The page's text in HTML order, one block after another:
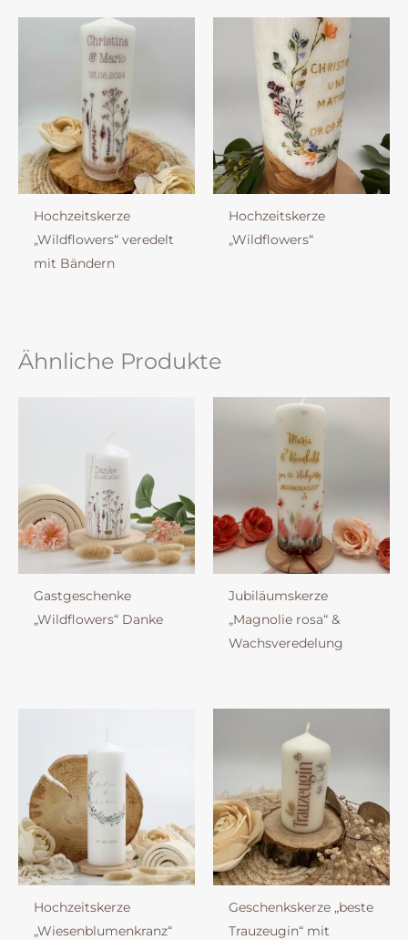
Hochzeitskerze
„Wildflowers“ veredelt
mit Bändern
Hochzeitskerze
„Wildflowers“
Ähnliche Produkte
Gastgeschenke
„Wildflowers“ Danke
Jubiläumskerze
„Magnolie rosa“ &
Wachsveredelung
Hochzeitskerze
„Wiesenblumenkranz“
Geschenkskerze „beste
Trauzeugin“ mit